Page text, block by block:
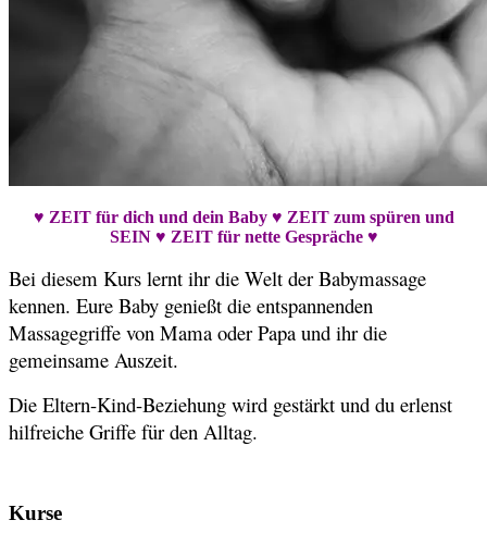
♥ ZEIT für dich und dein Baby ♥ ZEIT zum spüren und
SEIN ♥ ZEIT für nette Gespräche ♥
Bei diesem Kurs lernt ihr die Welt der Babymassage
kennen. Eure Baby genießt die entspannenden
Massagegriffe von Mama oder Papa und ihr die
gemeinsame Auszeit.
Die Eltern-Kind-Beziehung wird gestärkt und du erlenst
hilfreiche Griffe für den Alltag.
Kurse